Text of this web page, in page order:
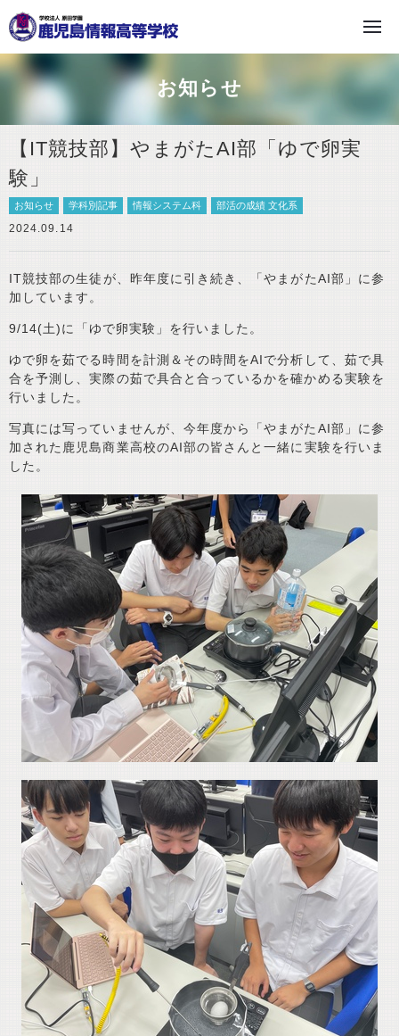
お知らせ
【IT競技部】やまがたAI部「ゆで卵実
験」
お知らせ 学科別記事 情報システム科 部活の成績 文化系
2024.09.14
IT競技部の生徒が、昨年度に引き続き、「やまがたAI部」に参
加しています。
9/14(土)に「ゆで卵実験」を行いました。
ゆで卵を茹でる時間を計測＆その時間をAIで分析して、茹で具
合を予測し、実際の茹で具合と合っているかを確かめる実験を
行いました。
写真には写っていませんが、今年度から「やまがたAI部」に参
加された鹿児島商業高校のAI部の皆さんと一緒に実験を行いま
した。